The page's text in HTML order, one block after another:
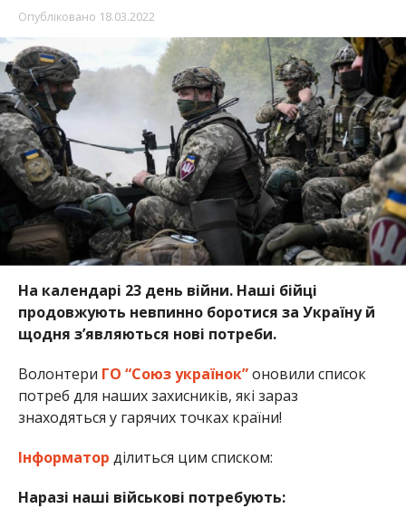
Опубліковано 18.03.2022
На календарі 23 день війни. Наші бійці
продовжують невпинно боротися за Україну й
щодня з’являються нові потреби.
Волонтери ГО “Союз українок”оновили список
потреб для наших захисників, які зараз
знаходяться у гарячих точках країни!
Інформатор ділиться цим списком:
Наразі наші військові потребують: